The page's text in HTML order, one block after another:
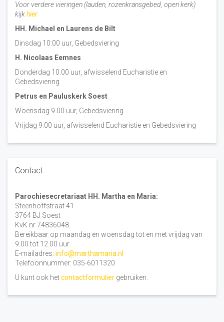
Voor verdere vieringen (lauden, rozenkransgebed, open kerk)
kijkhier
HH. Michael en Laurens de Bilt
Dinsdag 10:00 uur, Gebedsviering
H. Nicolaas Eemnes
Donderdag 10.00 uur, afwisselend Eucharistie en
Gebedsviering
Petrus en Pauluskerk Soest
Woensdag 9.00 uur, Gebedsviering
Vrijdag 9.00 uur, afwisselend Eucharistie en Gebedsviering
Contact
Parochiesecretariaat HH. Martha en Maria:
Steenhoffstraat 41
3764 BJ Soest
KvK nr 74836048
Bereikbaar op maandag en woensdag tot en met vrijdag van
9.00 tot 12.00 uur.
E-mailadres: info@marthamaria.nl
Telefoonnummer: 035-6011320
U kunt ook hetcontactformulier gebruiken.